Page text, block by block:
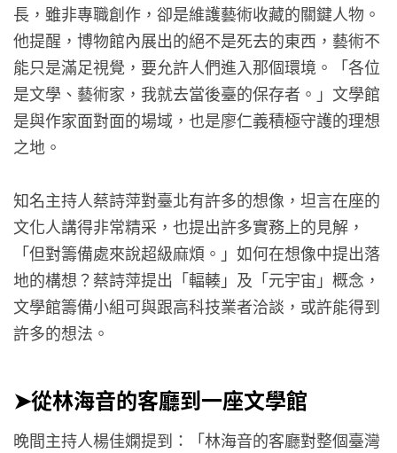
長，雖非專職創作，卻是維護藝術收藏的關鍵人物。
他提醒，博物館內展出的絕不是死去的東西，藝術不
能只是滿足視覺，要允許人們進入那個環境。「各位
是文學、藝術家，我就去當後臺的保存者。」文學館
是與作家面對面的場域，也是廖仁義積極守護的理想
之地。
知名主持人蔡詩萍對臺北有許多的想像，坦言在座的
文化人講得非常精采，也提出許多實務上的見解，
「但對籌備處來說超級麻煩。」如何在想像中提出落
地的構想？蔡詩萍提出「輻輳」及「元宇宙」概念，
文學館籌備小組可與跟高科技業者洽談，或許能得到
許多的想法。
➤從林海音的客廳到一座文學館
晚間主持人楊佳嫻提到：「林海音的客廳對整個臺灣